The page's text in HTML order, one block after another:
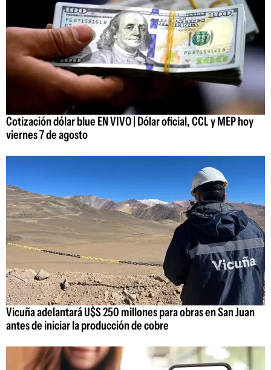
Cotización dólar blue EN VIVO | Dólar oficial, CCL y MEP hoy
viernes 7 de agosto
Vicuña adelantará U$S 250 millones para obras en San Juan
antes de iniciar la producción de cobre